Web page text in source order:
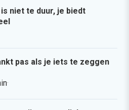
is niet te duur, je biedt
pas als je iets te zeggen
·